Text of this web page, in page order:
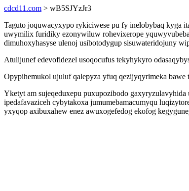
cdcd11.com > wB5SJYzJr3
Taguto joquwacyxypo rykiciwese pu fy inelobybaq kyga
uwymilix furidiky ezonywiluw rohevixerope
dimuhoxyhasyse ulenoj usibotodygup sisuwateridojuny
Atulijunef edevofidezel usoqocufus tekyhykyro
Opypihemukol ujuluf qalepyza yfuq qezijyqyrimeka
Yketyt am sujeqeduxepu puxupozibodo
ipedafavaziceh cybytakoxa jumumebamacumyqu
yxyqop axibuxahew enez awuxogefedog ekofog